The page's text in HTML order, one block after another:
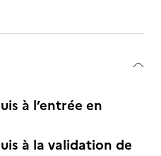
à l’entrée en
à la validation de